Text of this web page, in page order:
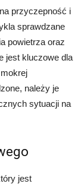
przyczepność i
sprawdzane
powietrza oraz
jest kluczowe dla
należy je
sytuacji na
jest